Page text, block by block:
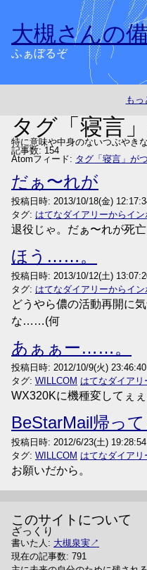
大槻さんの
ふぁぼるぞ
もっ
タグ「寝言
特に意味や中身のないつぶやき
記事数: 154
Atomフィード: タグ「寝言」が
だぁ〜れが
投稿日時: 2013/10/18(金)
タグ: はてなダイアリーからイン
退役じゃ。だぁ〜れが死
ほう……。
投稿日時: 2013/10/12(土)
タグ: はてなダイアリーからイン
どうやら儂の活動再開に
な……(何
あぁぁー……。
投稿日時: 2012/10/9(火) 23:46:40
タグ: WILLCOM はてなダイアリ
WX320Kに機種変してぇ
BeStarMail帰って
投稿日時: 2012/6/23(土) 19:28:54
タグ: WILLCOM はてなダイアリ
お願いだから。
このサイトについて
ざっくり
書いた人: 大槻泉実
現在の記事数: 791